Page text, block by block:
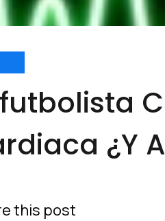
futbolista
¿Y
this post